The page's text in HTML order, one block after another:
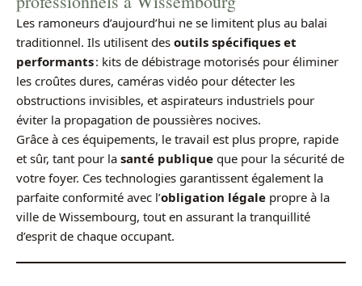
Les ramoneurs d’aujourd’hui ne se limitent plus au balai
traditionnel. Ils utilisent des outils spécifiques et
performants: kits de débistrage motorisés pour éliminer
les croûtes dures, caméras vidéo pour détecter les
obstructions invisibles, et aspirateurs industriels pour
éviter la propagation de poussières nocives.
Grâce à ces équipements, le travail est plus propre, rapide
et sûr, tant pour la santé publique que pour la sécurité de
votre foyer. Ces technologies garantissent également la
parfaite conformité avec l’obligation légale propre à la
ville de Wissembourg, tout en assurant la tranquillité
d’esprit de chaque occupant.